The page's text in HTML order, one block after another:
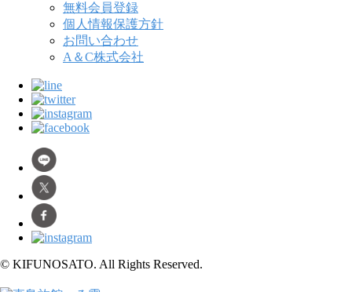
無料会員登録
個人情報保護方針
お問い合わせ
A＆C株式会社
© KIFUNOSATO. All Rights Reserved.